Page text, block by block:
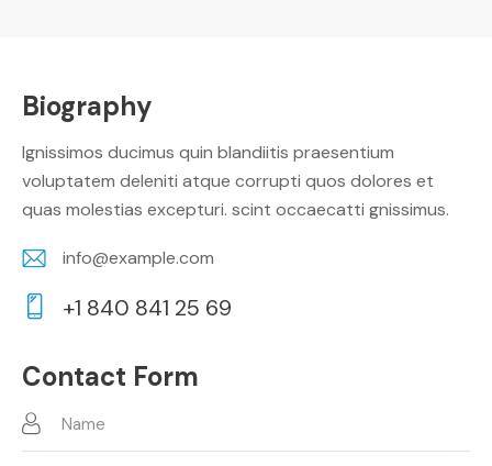
Biography
Ignissimos ducimus quin blandiitis praesentium
voluptatem deleniti atque corrupti quos dolores et
quas molestias excepturi. scint occaecatti gnissimus.
E-
m
info@example.com
on
e:
+1 840 841 25 69
Contact Form